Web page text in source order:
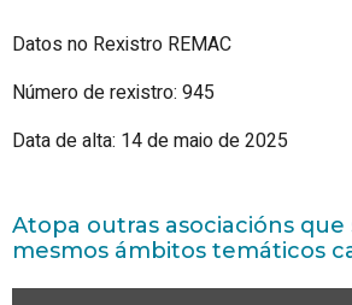
Datos no Rexistro REMAC
Número de rexistro: 945
Data de alta: 14 de maio de 2025
Atopa outras asociacións que
mesmos ámbitos temáticos